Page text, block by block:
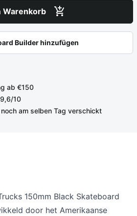
Warenkorb
Builder hinzufügen
ab €150
10
am selben Tag verschickt
150mm Black Skateboard
door het Amerikaanse